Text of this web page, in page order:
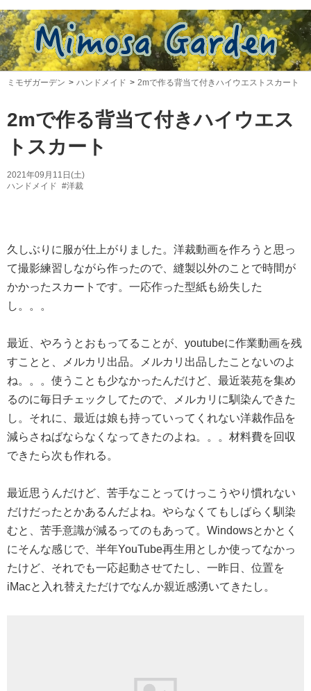
ミモザガーデン ハンドメイド 2mで作る背当て付きハイウエストスカート
2mで作る背当て付きハイウエス
トスカート
2021年09月11日(土)
ハンドメイド #洋裁
久しぶりに服が仕上がりました。洋裁動画を作ろうと思っ
て撮影練習しながら作ったので、縫製以外のことで時間が
かかったスカートです。一応作った型紙も紛失した
し。。。
最近、やろうとおもってることが、youtubeに作業動画を残
すことと、メルカリ出品。メルカリ出品したことないのよ
ね。。。使うことも少なかったんだけど、最近装苑を集め
るのに毎日チェックしてたので、メルカリに馴染んできた
し。それに、最近は娘も持っていってくれない洋裁作品を
減らさねばならなくなってきたのよね。。。材料費を回収
できたら次も作れる。
最近思うんだけど、苦手なことってけっこうやり慣れない
だけだったとかあるんだよね。やらなくてもしばらく馴染
むと、苦手意識が減るってのもあって。Windowsとかとく
にそんな感じで、半年YouTube再生用としか使ってなかっ
たけど、それでも一応起動させてたし、一昨日、位置を
iMacと入れ替えただけでなんか親近感湧いてきたし。